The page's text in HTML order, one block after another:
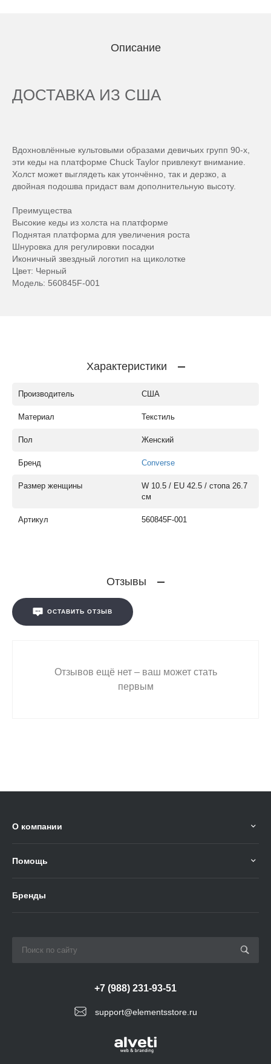
Описание
ДОСТАВКА ИЗ США
Вдохновлённые культовыми образами девичьих групп 90-х,
эти кеды на платформе Chuck Taylor привлекут внимание.
Холст может выглядеть как утончённо, так и дерзко, а
двойная подошва придаст вам дополнительную высоту.
Преимущества
Высокие кеды из холста на платформе
Поднятая платформа для увеличения роста
Шнуровка для регулировки посадки
Иконичный звездный логотип на щиколотке
Цвет: Черный
Модель: 560845F-001
Характеристики
Производитель США
Материал Текстиль
Пол Женский
Бренд Converse
Размер женщины
W 10.5 / EU 42.5 / стопа 26.7
см
Артикул 560845F-001
Отзывы
ОСТАВИТЬ ОТЗЫВ
Отзывов ещё нет – ваш может стать
первым
О компании
Помощь
Бренды
support@elementsstore.ru
+7 (988) 231-93-51